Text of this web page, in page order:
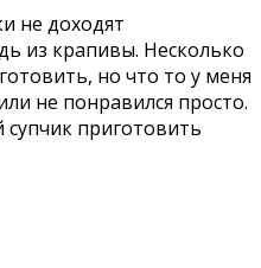
не доходят
из крапивы. Несколько
но что то у меня
не понравился просто.
приготовить